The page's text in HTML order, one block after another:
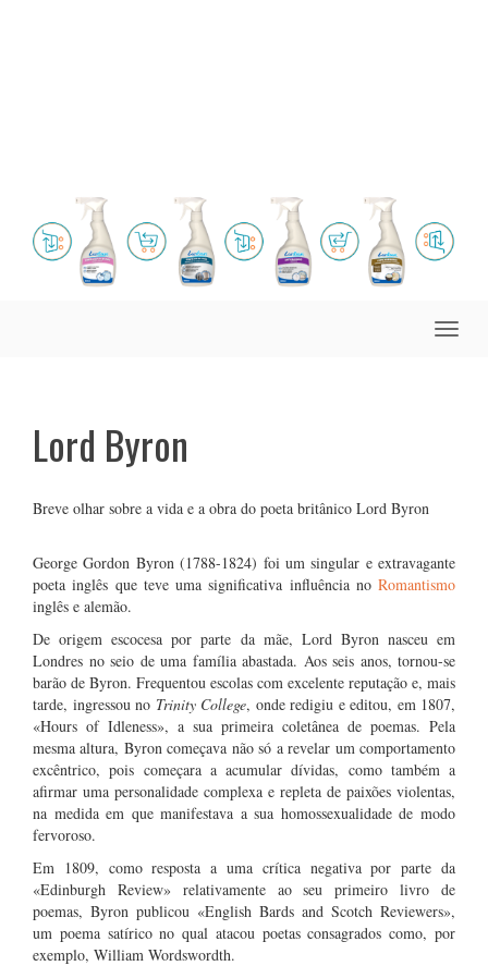
Toggle
Lord Byron
Breve olhar sobre a vida e a obra do poeta britânico Lord Byron
George Gordon Byron (1788-1824) foi um singular e extravagante
poeta inglês que teve uma significativa influência no Romantismo
inglês e alemão.
De origem escocesa por parte da mãe, Lord Byron nasceu em
Londres no seio de uma família abastada. Aos seis anos, tornou-se
barão de Byron. Frequentou escolas com excelente reputação e, mais
tarde, ingressou no Trinity College, onde redigiu e editou, em 1807,
«Hours of Idleness», a sua primeira coletânea de poemas. Pela
mesma altura, Byron começava não só a revelar um comportamento
excêntrico, pois começara a acumular dívidas, como também a
afirmar uma personalidade complexa e repleta de paixões violentas,
na medida em que manifestava a sua homossexualidade de modo
fervoroso.
Em 1809, como resposta a uma crítica negativa por parte da
«Edinburgh Review» relativamente ao seu primeiro livro de
poemas, Byron publicou «English Bards and Scotch Reviewers»,
um poema satírico no qual atacou poetas consagrados como, por
exemplo, William Wordswordth.